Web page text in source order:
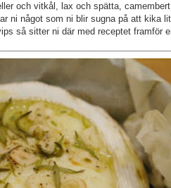
och vitkål, lax och spätta,
ni något som ni blir sugna på att kika
så sitter ni där med receptet framför